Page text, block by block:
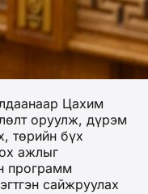
Цахим
оруулж, дүрэм
төрийн бүх
ажлыг
программ
сайжруулах